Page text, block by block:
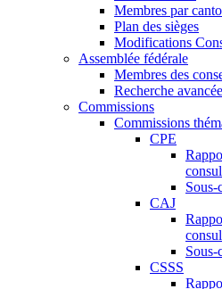
Membres par
Plan des sièges
Modifications
Assemblée fédérale
Membres des
Recherche avancée
Commissions
Commissions
CPE
Sous-
CAJ
CSSS